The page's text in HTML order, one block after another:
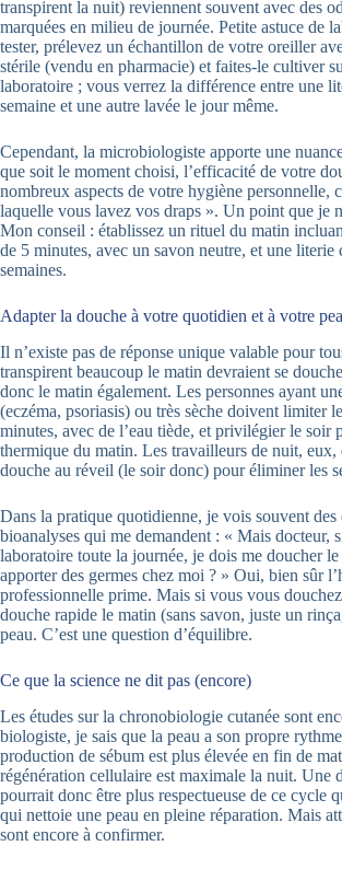
transpirent la nuit) reviennent souvent avec des
marquées en milieu de journée. Petite astuce de
tester, prélevez un échantillon de votre oreiller
stérile (vendu en pharmacie) et faites-le cultiver
laboratoire ; vous verrez la différence entre une
semaine et une autre lavée le jour même.
Cependant, la microbiologiste apporte une
que soit le moment choisi, l’efficacité de votre
nombreux aspects de votre hygiène personnelle,
laquelle vous lavez vos draps ». Un point que je
Mon conseil : établissez un rituel du matin
de 5 minutes, avec un savon neutre, et une literie
semaines.
Adapter la douche à votre quotidien et à votre
Il n’existe pas de réponse unique valable pour
transpirent beaucoup le matin devraient se
donc le matin également. Les personnes ayant
(eczéma, psoriasis) ou très sèche doivent limiter
minutes, avec de l’eau tiède, et privilégier le soir
thermique du matin. Les travailleurs de nuit,
douche au réveil (le soir donc) pour éliminer les
Dans la pratique quotidienne, je vois souvent des
bioanalyses qui me demandent : « Mais docteur,
laboratoire toute la journée, je dois me doucher
apporter des germes chez moi ? » Oui, bien sûr
professionnelle prime. Mais si vous vous
douche rapide le matin (sans savon, juste un
peau. C’est une question d’équilibre.
Ce que la science ne dit pas (encore)
Les études sur la chronobiologie cutanée sont
biologiste, je sais que la peau a son propre
production de sébum est plus élevée en fin de
régénération cellulaire est maximale la nuit. Une
pourrait donc être plus respectueuse de ce cycle
qui nettoie une peau en pleine réparation. Mais
sont encore à confirmer.